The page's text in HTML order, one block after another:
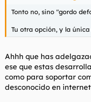
Tonto no, sino "gordo
Tu otra opción, y la
Ahhh que has
ese que estas
como para soportar
desconocido en